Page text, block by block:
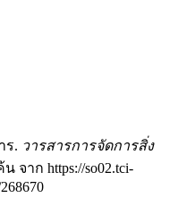
ร. วารสารการจัดการสิ่ง
จาก https://so02.tci-